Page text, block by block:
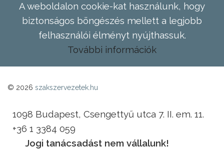
A weboldalon cookie-kat használunk, hogy
biztonságos böngészés mellett a legjobb
felhasználói élményt nyújthassuk.
További információk
© 2026 szakszervezetek.hu
1098 Budapest, Csengettyű utca 7. II. em. 11.
+36 1 3384 059
Jogi tanácsadást nem vállalunk!